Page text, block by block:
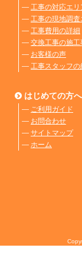
― 工事の対応エリ
― 工事の現地調査
― 工事費用の詳細
― 交換工事の施工
― お客様の声
― 工事スタッフの
はじめての方へ
― ご利用ガイド
― お問合わせ
― サイトマップ
― ホーム